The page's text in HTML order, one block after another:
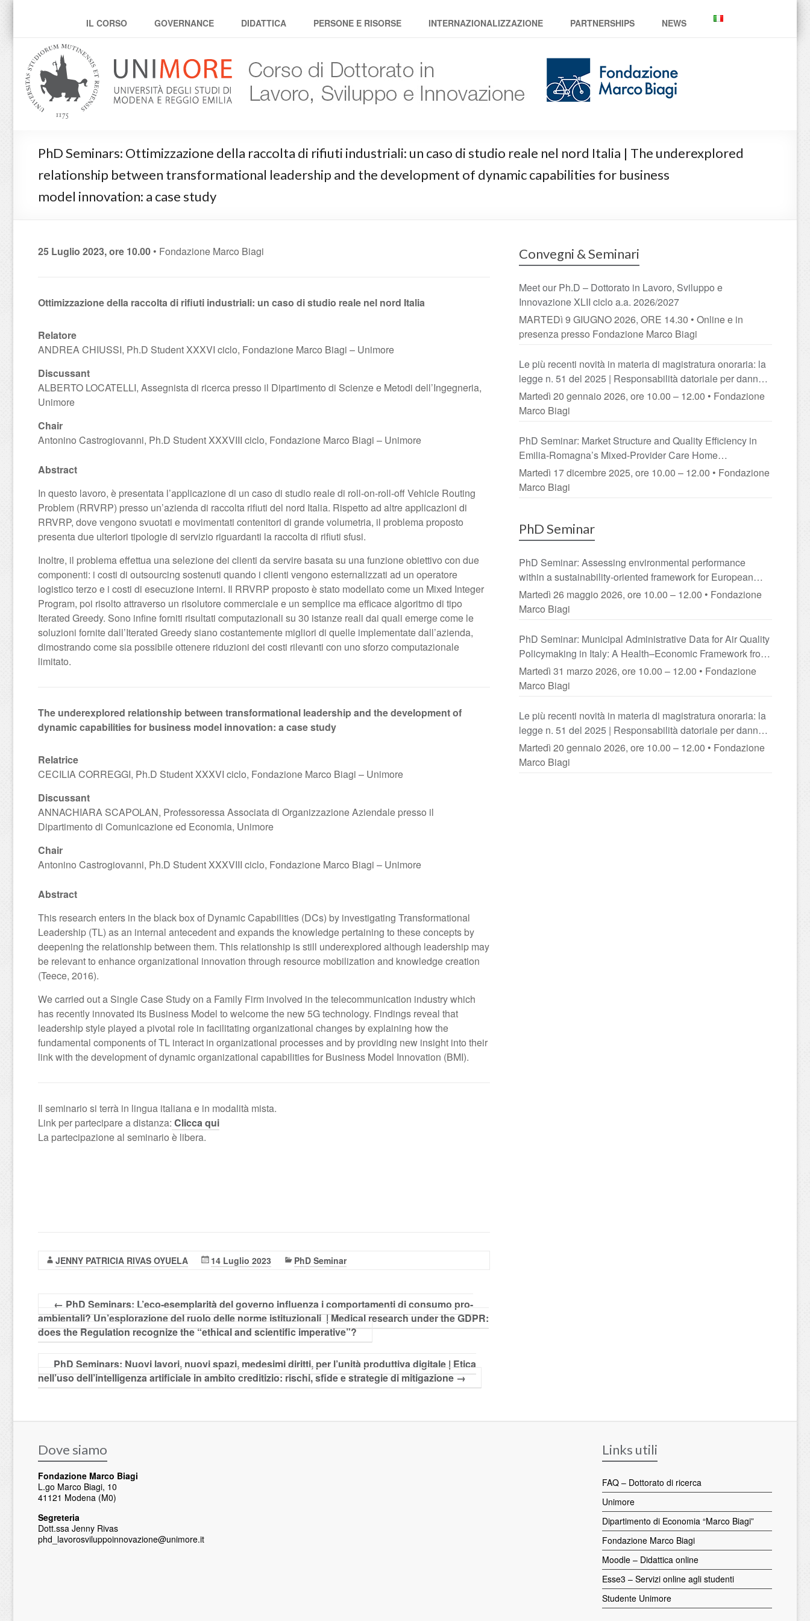
Corso di dottorato in Lavoro Sviluppo Innovazione
IL CORSO GOVERNANCE DIDATTICA PERSONE E RISORSE INTERNAZIONALIZZAZIONE PARTNERSHIPS NEWS
PhD Seminars: Ottimizzazione della raccolta di rifiuti industriali: un caso di studio reale nel nord Italia | The underexplored
relationship between transformational leadership and the development of dynamic capabilities for business
model innovation: a case study
25 Luglio 2023, ore 10.00 • Fondazione Marco Biagi
Ottimizzazione della raccolta di rifiuti industriali: un caso di studio reale nel nord Italia
Relatore
ANDREA CHIUSSI, Ph.D Student XXXVI ciclo, Fondazione Marco Biagi – Unimore
Discussant
ALBERTO LOCATELLI, Assegnista di ricerca presso il Dipartimento di Scienze e Metodi dell’Ingegneria,
Unimore
Chair
Antonino Castrogiovanni, Ph.D Student XXXVIII ciclo, Fondazione Marco Biagi – Unimore
Abstract
In questo lavoro, è presentata l’applicazione di un caso di studio reale di roll-on-roll-off Vehicle Routing
Problem (RRVRP) presso un’azienda di raccolta rifiuti del nord Italia. Rispetto ad altre applicazioni di
RRVRP, dove vengono svuotati e movimentati contenitori di grande volumetria, il problema proposto
presenta due ulteriori tipologie di servizio riguardanti la raccolta di rifiuti sfusi.
Inoltre, il problema effettua una selezione dei clienti da servire basata su una funzione obiettivo con due
componenti: i costi di outsourcing sostenuti quando i clienti vengono esternalizzati ad un operatore
logistico terzo e i costi di esecuzione interni. Il RRVRP proposto è stato modellato come un Mixed Integer
Program, poi risolto attraverso un risolutore commerciale e un semplice ma efficace algoritmo di tipo
Iterated Greedy. Sono infine forniti risultati computazionali su 30 istanze reali dai quali emerge come le
soluzioni fornite dall’Iterated Greedy siano costantemente migliori di quelle implementate dall’azienda,
dimostrando come sia possibile ottenere riduzioni dei costi rilevanti con uno sforzo computazionale
limitato.
The underexplored relationship between transformational leadership and the development of
dynamic capabilities for business model innovation: a case study
Relatrice
CECILIA CORREGGI, Ph.D Student XXXVI ciclo, Fondazione Marco Biagi – Unimore
Discussant
ANNACHIARA SCAPOLAN, Professoressa Associata di Organizzazione Aziendale presso il
Dipartimento di Comunicazione ed Economia, Unimore
Chair
Antonino Castrogiovanni, Ph.D Student XXXVIII ciclo, Fondazione Marco Biagi – Unimore
Abstract
This research enters in the black box of Dynamic Capabilities (DCs) by investigating Transformational
Leadership (TL) as an internal antecedent and expands the knowledge pertaining to these concepts by
deepening the relationship between them. This relationship is still underexplored although leadership may
be relevant to enhance organizational innovation through resource mobilization and knowledge creation
(Teece, 2016).
We carried out a Single Case Study on a Family Firm involved in the telecommunication industry which
has recently innovated its Business Model to welcome the new 5G technology. Findings reveal that
leadership style played a pivotal role in facilitating organizational changes by explaining how the
fundamental components of TL interact in organizational processes and by providing new insight into their
link with the development of dynamic organizational capabilities for Business Model Innovation (BMI).
Il seminario si terrà in lingua italiana e in modalità mista.
Link per partecipare a distanza: Clicca qui
La partecipazione al seminario è libera.
JENNY PATRICIA RIVAS OYUELA 14 Luglio 2023 PhD Seminar
← PhD Seminars: L’eco-esemplarità del governo influenza i comportamenti di consumo pro-
ambientali? Un’esplorazione del ruolo delle norme istituzionali | Medical research under the GDPR:
does the Regulation recognize the “ethical and scientific imperative”?
PhD Seminars: Nuovi lavori, nuovi spazi, medesimi diritti, per l’unità produttiva digitale | Etica
nell’uso dell’intelligenza artificiale in ambito creditizio: rischi, sfide e strategie di mitigazione→
Convegni & Seminari
Meet our Ph.D – Dottorato in Lavoro, Sviluppo e
Innovazione XLII ciclo a.a. 2026/2027
MARTEDì 9 GIUGNO 2026, ORE 14.30 • Online e in
presenza presso Fondazione Marco Biagi
Le più recenti novità in materia di magistratura onoraria: la
legge n. 51 del 2025 | Responsabilità datoriale per danno
da conflittualità lavorativa e MOG
Martedì 20 gennaio 2026, ore 10.00 – 12.00 • Fondazione
Marco Biagi
PhD Seminar: Market Structure and Quality Efficiency in
Emilia-Romagna’s Mixed-Provider Care Home
Sector | From Local Ties to Strategic Advantage:
Leveraging Rootedness for Environmental Initiatives
Martedì 17 dicembre 2025, ore 10.00 – 12.00 • Fondazione
Marco Biagi
PhD Seminar
PhD Seminar: Assessing environmental performance
within a sustainability-oriented framework for European
NUTS-2 regions | Tra tutela antidiscriminatoria e obbligo di
prevenzione: l’accomodamento ragionevole nella
Martedì 26 maggio 2026, ore 10.00 – 12.00 • Fondazione
Marco Biagi
PhD Seminar: Municipal Administrative Data for Air Quality
Policymaking in Italy: A Health–Economic Framework from
Emilia-Romagna | Ancora sulla riserva di Procedimento
Amministrativo nel governo della transizione energetica
Martedì 31 marzo 2026, ore 10.00 – 12.00 • Fondazione
Marco Biagi
Le più recenti novità in materia di magistratura onoraria: la
legge n. 51 del 2025 | Responsabilità datoriale per danno
da conflittualità lavorativa e MOG
Martedì 20 gennaio 2026, ore 10.00 – 12.00 • Fondazione
Marco Biagi
Dove siamo
Fondazione Marco Biagi
L.go Marco Biagi, 10
41121 Modena (M0)
Segreteria
Dott.ssa Jenny Rivas
phd_lavorosviluppoinnovazione@unimore.it
Links utili
FAQ – Dottorato di ricerca
Unimore
Dipartimento di Economia “Marco Biagi”
Fondazione Marco Biagi
Moodle – Didattica online
Esse3 – Servizi online agli studenti
Studente Unimore